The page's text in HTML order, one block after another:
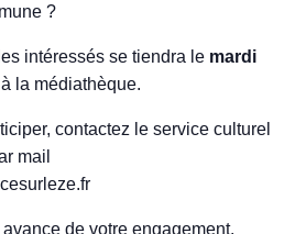
?
intéressés se tiendra le mardi
à la médiathèque.
contactez le service culturel
mail
de votre engagement.